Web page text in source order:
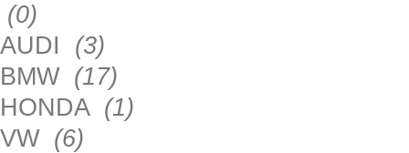
(0)
AUDI (3)
BMW (17)
HONDA (1)
VW (6)